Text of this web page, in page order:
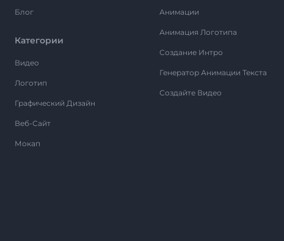
Блог
Категории
Видео
Логотип
Графический Дизайн
Веб-Сайт
Мокап
Анимации
Анимация Логотипа
Создание Интро
Генератор Анимации Текста
Создайте Видео